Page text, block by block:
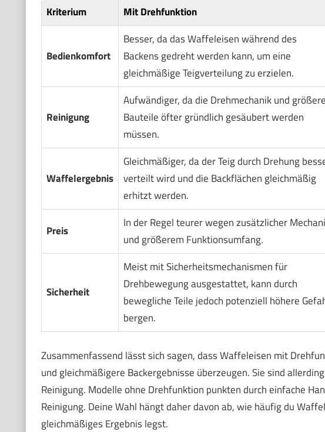
Kriterium Mit Drehfunktion
Bedienkomfort
Besser, da das Waffeleisen während des
Backens gedreht werden kann, um eine
gleichmäßige Teigverteilung zu erzielen.
Reinigung
Aufwändiger, da die Drehmechanik und größere
Bauteile öfter gründlich gesäubert werden
müssen.
Waffelergebnis
Gleichmäßiger, da der Teig durch Drehung
verteilt wird und die Backflächen gleichmäßig
erhitzt werden.
Preis
In der Regel teurer wegen zusätzlicher
und größerem Funktionsumfang.
Sicherheit
Meist mit Sicherheitsmechanismen für
Drehbewegung ausgestattet, kann durch
bewegliche Teile jedoch potenziell höhere
bergen.
Zusammenfassend lässt sich sagen, dass Waffeleisen mit
und gleichmäßigere Backergebnisse überzeugen. Sie sind
Reinigung. Modelle ohne Drehfunktion punkten durch einfache
Reinigung. Deine Wahl hängt daher davon ab, wie häufig du
gleichmäßiges Ergebnis legst.